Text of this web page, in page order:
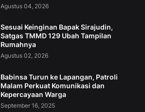
Agustus 04, 2026
Sesuai Keinginan Bapak Sirajudin,
Satgas TMMD 129 Ubah Tampilan
Rumahnya
Agustus 02, 2026
Babinsa Turun ke Lapangan, Patroli
Malam Perkuat Komunikasi dan
Kepercayaan Warga
September 16, 2025